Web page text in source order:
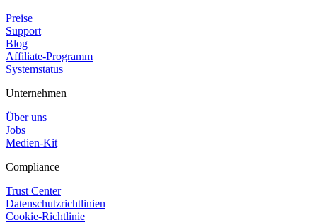
Preise
Support
Blog
Affiliate-Programm
Systemstatus
Unternehmen
Über uns
Jobs
Medien-Kit
Compliance
Trust Center
Datenschutzrichtlinien
Cookie-Richtlinie